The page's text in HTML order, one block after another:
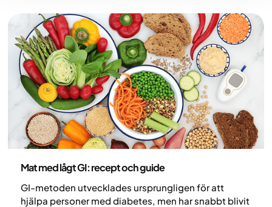
Mat med lågt GI: recept och guide
GI-metoden utvecklades ursprungligen för att
hjälpa personer med diabetes, men har snabbt blivit